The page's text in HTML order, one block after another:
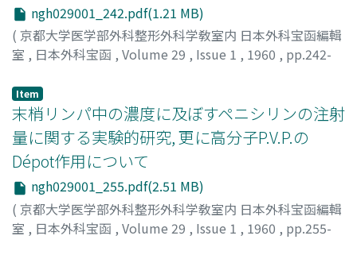
ngh029001_242.pdf(1.21 MB)
( 京都大学医学部外科整形外科学敎室内 日本外科宝函編輯
室 , 日本外科宝函 , Volume 29 , Issue 1 , 1960 , pp.242-
安藤, 六郎
Item
末梢リンパ中の濃度に及ぼすペニシリンの注射
量に関する実験的研究, 更に高分子P.V.P.の
Dépot作用について
ngh029001_255.pdf(2.51 MB)
( 京都大学医学部外科整形外科学敎室内 日本外科宝函編輯
室 , 日本外科宝函 , Volume 29 , Issue 1 , 1960 , pp.255-